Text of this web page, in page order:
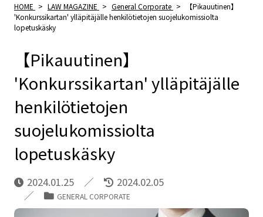
HOME > LAW MAGAZINE > General Corporate >
【Pikauutinen】
'Konkurssikartan' ylläpitäjälle henkilötietojen suojelukomissiolta
lopetuskäsky
【Pikauutinen】
'Konkurssikartan' ylläpitäjälle
henkilötietojen
suojelukomissiolta
lopetuskäsky
2024.01.25 2024.02.05
GENERAL CORPORATE